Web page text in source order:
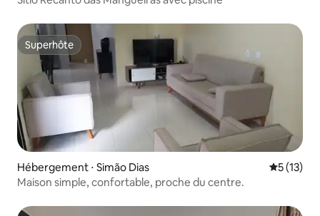
Superhôte
Superhôte
Hébergement ⋅ Simão Dias
5 (13)
Maison simple, confortable, proche du centre.